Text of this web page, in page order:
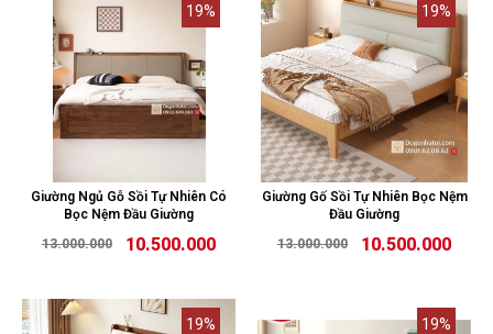
19%
Giường Ngủ Gỗ Sồi Tự Nhiên Có
Bọc Nệm Đầu Giường
13.000.000
10.500.000
19%
Giường Gố Sồi Tự Nhiên Bọc Nệm
Đầu Giường
13.000.000
10.500.000
19% 19%